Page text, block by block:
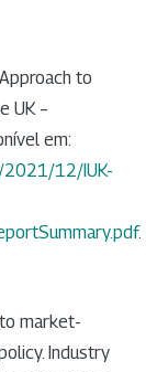
to
UK –
em:
12/IUK-
.
to market-
Industry